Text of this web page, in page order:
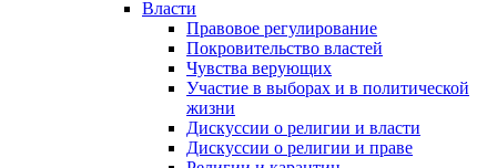
Власти
Правовое регулирование
Покровительство властей
Чувства верующих
Участие в выборах и в политической
жизни
Дискуссии о религии и власти
Дискуссии о религии и праве